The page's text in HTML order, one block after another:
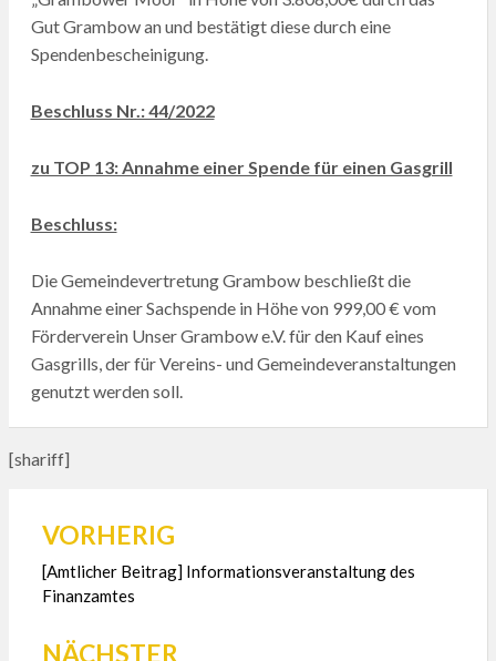
Gut Grambow an und bestätigt diese durch eine
Spendenbescheinigung.
Beschluss Nr.: 44/2022
zu TOP 13: Annahme einer Spende für einen Gasgrill
Beschluss:
Die Gemeindevertretung Grambow beschließt die
Annahme einer Sachspende in Höhe von 999,00 € vom
Förderverein Unser Grambow e.V. für den Kauf eines
Gasgrills, der für Vereins- und Gemeindeveranstaltungen
genutzt werden soll.
[shariff]
Beitragsnavigation
VORHERIG
[Amtlicher Beitrag] Informationsveranstaltung des
Finanzamtes
NÄCHSTER